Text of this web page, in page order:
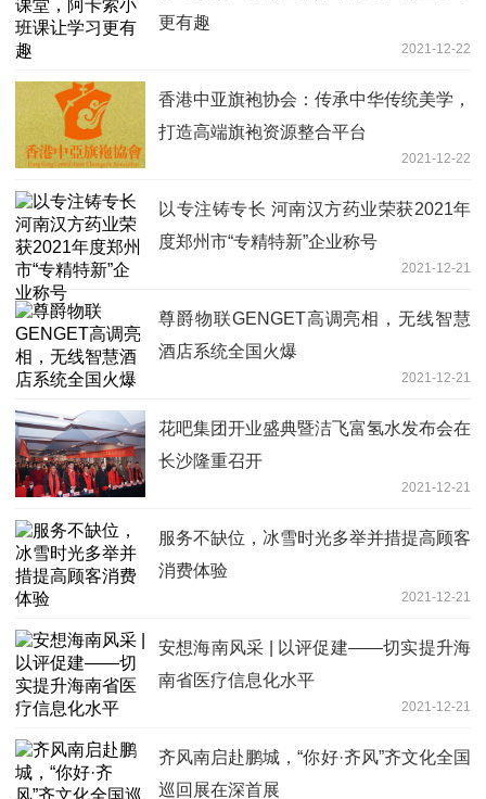
更有趣
2021-12-22
香港中亚旗袍协会：传承中华传统美学，
打造高端旗袍资源整合平台
2021-12-22
以专注铸专长 河南汉方药业荣获2021年
度郑州市“专精特新”企业称号
2021-12-21
尊爵物联GENGET高调亮相，无线智慧
酒店系统全国火爆
2021-12-21
花吧集团开业盛典暨洁飞富氢水发布会在
长沙隆重召开
2021-12-21
服务不缺位，冰雪时光多举并措提高顾客
消费体验
2021-12-21
安想海南风采 | 以评促建——切实提升海
南省医疗信息化水平
2021-12-21
齐风南启赴鹏城，“你好·齐风”齐文化全国
巡回展在深首展